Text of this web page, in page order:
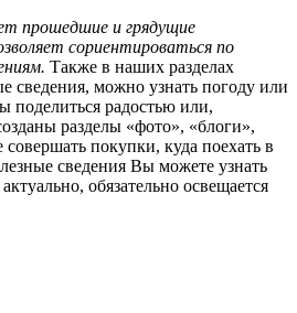
прошедшие и грядущие
сориентироваться по
Также в наших разделах
сведения, можно узнать погоду или
поделиться радостью или,
разделы «фото», «блоги»,
покупки, куда поехать в
сведения Вы можете узнать
обязательно освещается